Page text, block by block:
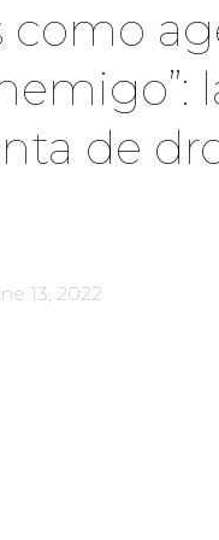
como
de
13, 2022